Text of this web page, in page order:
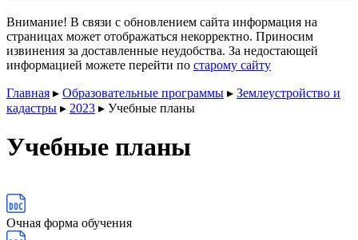
Внимание! В связи с обновлением сайта информация на
страницах может отображаться некорректно. Приносим
извинения за доставленные неудобства. За недостающей
информацией можете перейти по старому сайту
Главная ▸ Образовательные программы ▸ Землеустройство и
кадастры ▸ 2023 ▸ Учебные планы
Учебные планы
Очная форма обучения